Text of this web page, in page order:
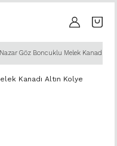
Göz Boncuklu Melek Kanadı